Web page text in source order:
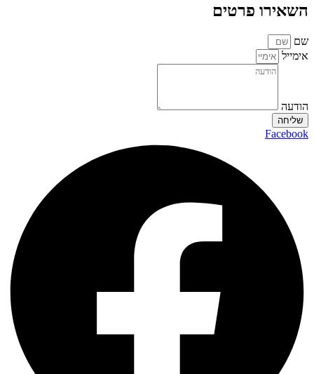
השאירו פרטים
שם
אימייל
הודעה
שליחה
Facebook